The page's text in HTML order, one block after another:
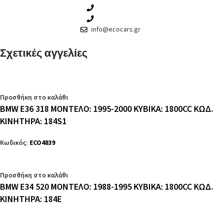
info@ecocars.gr
Σχετικές αγγελίες
Προσθήκη στο καλάθι
BMW E36 318 ΜΟΝΤΕΛΟ: 1995-2000 ΚΥΒΙΚΑ: 1800CC ΚΩΔ.
ΚΙΝΗΤΗΡΑ: 184S1
Κωδικός: ECO4839
Προσθήκη στο καλάθι
BMW E34 520 ΜΟΝΤΕΛΟ: 1988-1995 ΚΥΒΙΚΑ: 1800CC ΚΩΔ.
ΚΙΝΗΤΗΡΑ: 184E